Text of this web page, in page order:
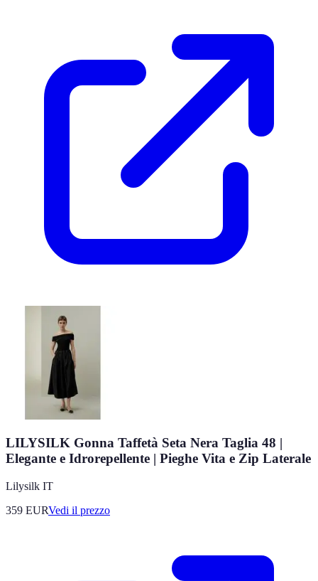
LILYSILK Gonna Taffetà Seta Nera Taglia 48 |
Elegante e Idrorepellente | Pieghe Vita e Zip Laterale
Lilysilk IT
359 EURVedi il prezzo